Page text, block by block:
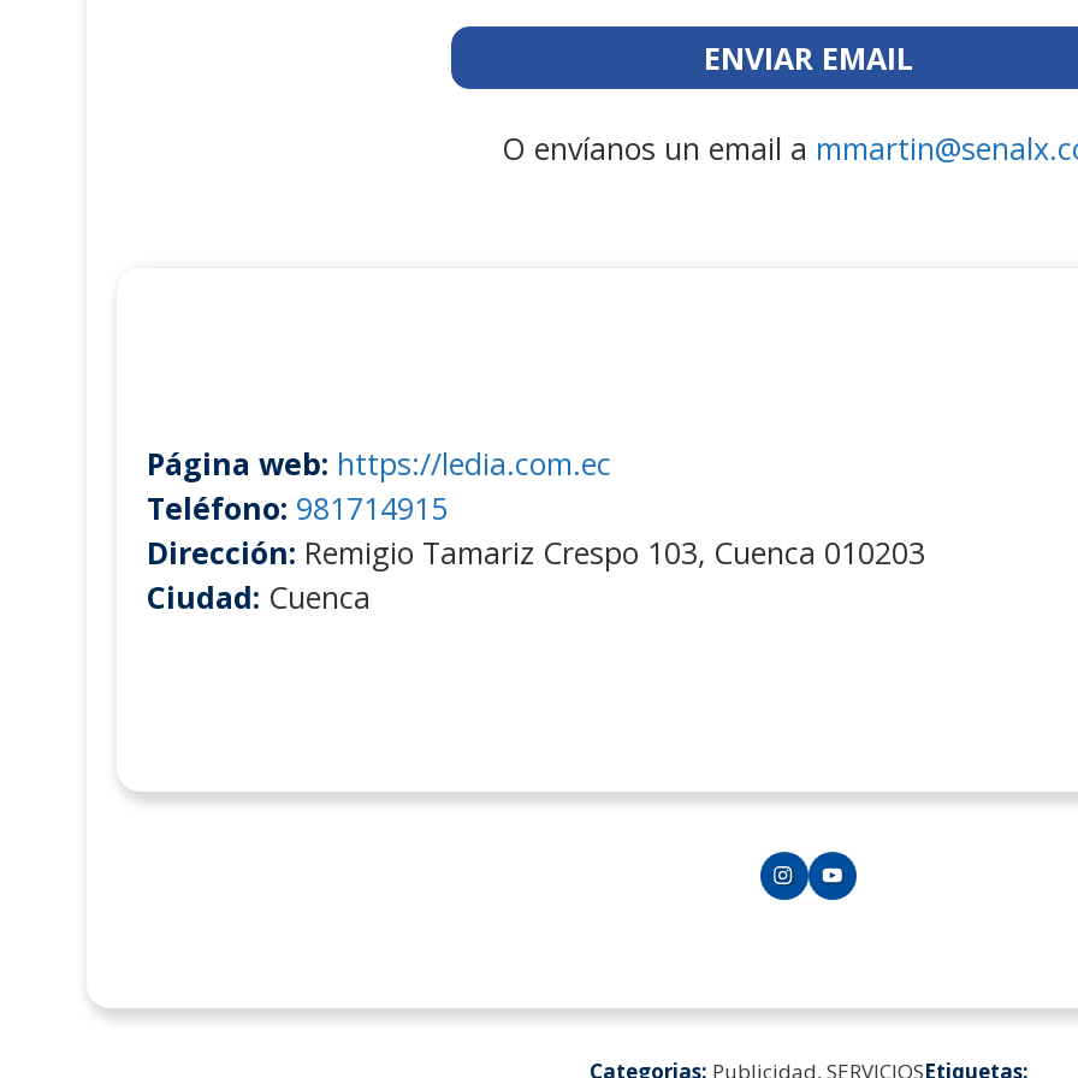
O envíanos un email a
Página web: https://ledia.com.ec
Teléfono: 981714915
Dirección: Remigio Tamariz Crespo 103, Cuenca 010203
Ciudad: Cuenca
Categorias: Publicidad, SERVICIOSEtiquetas: